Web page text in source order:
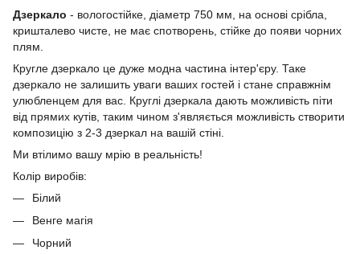
Дзеркало - вологостійке, діаметр 750 мм, на основі срібла,
кришталево чисте, не має спотворень, стійке до появи чорних
плям.
Кругле дзеркало це дуже модна частина інтер'єру. Таке
дзеркало не залишить уваги ваших гостей і стане справжнім
улюбленцем для вас. Круглі дзеркала дають можливість піти
від прямих кутів, таким чином з'являється можливість створити
композицію з 2-3 дзеркал на вашій стіні.
Ми втілимо вашу мрію в реальність!
Колір виробів:
Білий
Венге магія
Чорний